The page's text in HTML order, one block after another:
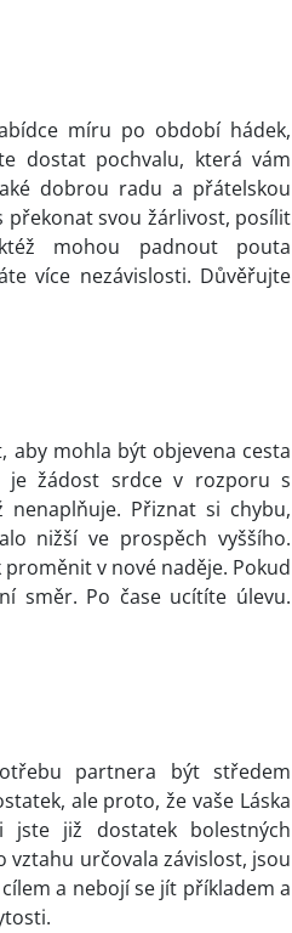
míru po období hádek,
dostat pochvalu, která vám
dobrou radu a přátelskou
překonat svou žárlivost, posílit
mohou padnout pouta
více nezávislosti. Důvěřujte
aby mohla být objevena cesta
je žádost srdce v rozporu s
Přiznat si chybu,
nižší ve prospěch vyššího.
v nové naděje. Pokud
směr. Po čase ucítíte úlevu.
partnera být středem
ale proto, že vaše Láska
jste již dostatek bolestných
vztahu určovala závislost, jsou
a nebojí se jít příkladem a